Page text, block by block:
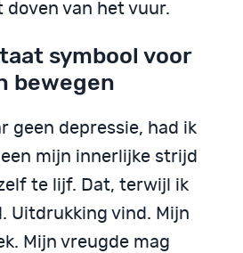
doven van het vuur.
symbool voor
bewegen
geen depressie, had ik
mijn innerlijke strijd
te lijf. Dat, terwijl ik
Uitdrukking vind. Mijn
Mijn vreugde mag